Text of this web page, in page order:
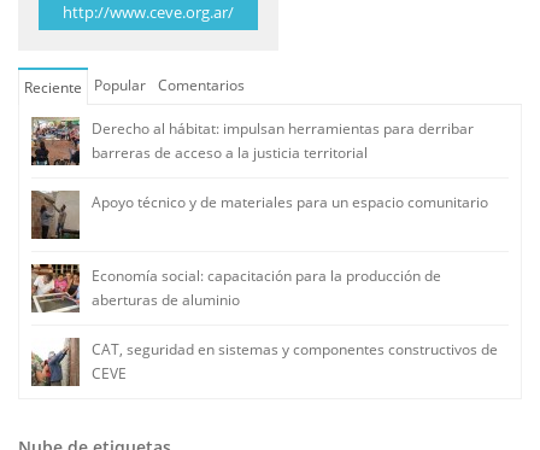
http://www.ceve.org.ar/
Reciente Popular Comentarios
Derecho al hábitat: impulsan herramientas para derribar
barreras de acceso a la justicia territorial
Apoyo técnico y de materiales para un espacio comunitario
Economía social: capacitación para la producción de
aberturas de aluminio
CAT, seguridad en sistemas y componentes constructivos de
CEVE